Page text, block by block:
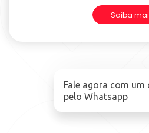
Saiba
Fale agora com um
pelo Whatsapp